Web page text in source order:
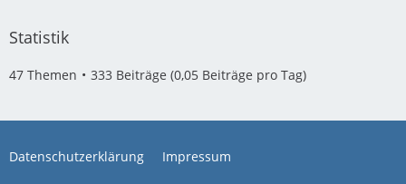
Statistik
47 Themen 333 Beiträge (0,05 Beiträge pro Tag)
Datenschutzerklärung Impressum